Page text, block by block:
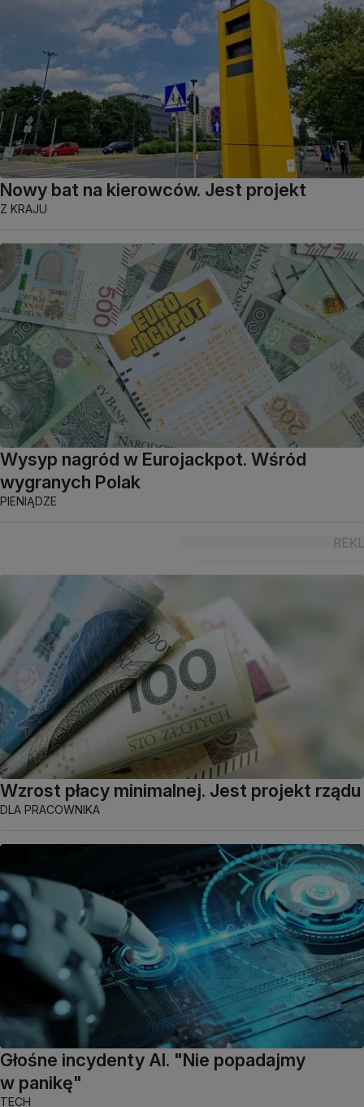
Nowy bat na kierowców. Jest projekt
Z KRAJU
Wysyp nagród w Eurojackpot. Wśród
wygranych Polak
PIENIĄDZE
Wzrost płacy minimalnej. Jest projekt rządu
DLA PRACOWNIKA
Głośne incydenty AI. "Nie popadajmy
w panikę"
TECH